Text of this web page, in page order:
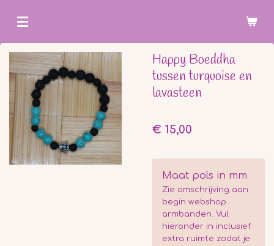
direct
naar
de
hoofdinhoud
Happy Boeddha
tussen turquoise en
lavasteen
€ 15,00
Maat pols in mm
Zie omschrijving aan
begin webshop
armbanden. Vul
hieronder in inclusief
extra ruimte zodat je